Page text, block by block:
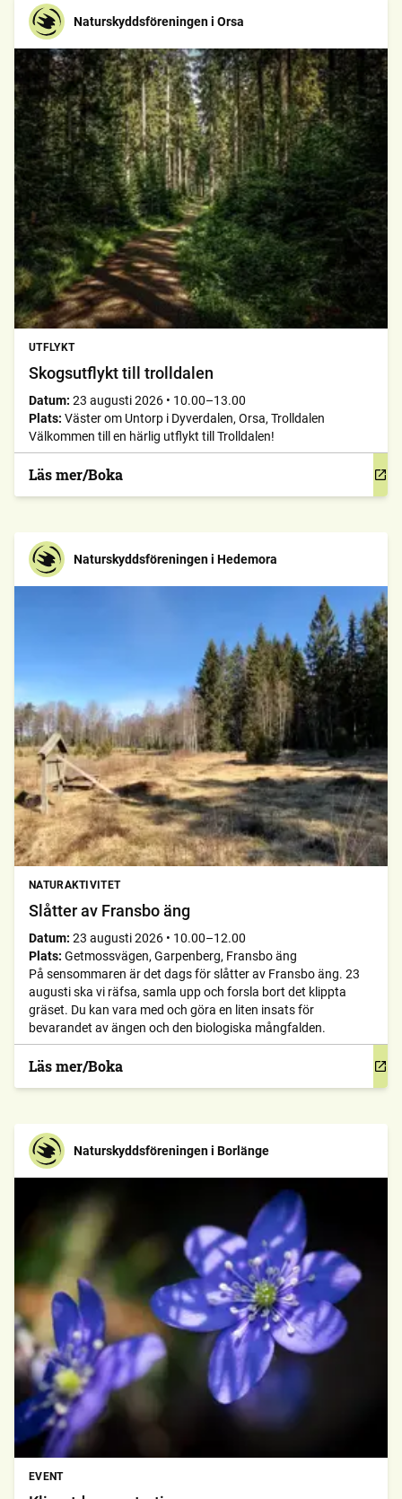
Naturskyddsföreningen i Orsa
UTFLYKT
Skogsutflykt till trolldalen
Datum: 23 augusti 2026 • 10.00–13.00
Plats: Väster om Untorp i Dyverdalen, Orsa, Trolldalen
Välkommen till en härlig utflykt till Trolldalen!
Läs mer/Boka
Naturskyddsföreningen i Hedemora
NATURAKTIVITET
Slåtter av Fransbo äng
Datum: 23 augusti 2026 • 10.00–12.00
Plats: Getmossvägen, Garpenberg, Fransbo äng
På sensommaren är det dags för slåtter av Fransbo äng. 23
augusti ska vi räfsa, samla upp och forsla bort det klippta
gräset. Du kan vara med och göra en liten insats för
bevarandet av ängen och den biologiska mångfalden.
Läs mer/Boka
Naturskyddsföreningen i Borlänge
EVENT